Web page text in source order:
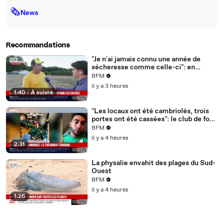
🗞News
Recommandations
1:40 | À suivre
"Je n'ai jamais connu une année de
sécheresse comme celle-ci": en
Charente-Maritime, à cause de la
sécheresse, l'herbe de cette prairie
n'est plus comestible pour les vaches
BFM
il y a 3 heures
2:31
"Les locaux ont été cambriolés, trois
portes ont été cassées": le club de foot
de Champfleur victime d'un
cambriolage
BFM
il y a 4 heures
1:26
La physalie envahit des plages du Sud-
Ouest
BFM
il y a 4 heures